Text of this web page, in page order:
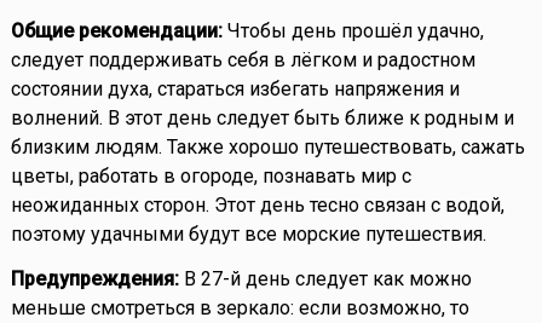
Общие рекомендации:Чтобы день прошёл удачно,
следует поддерживать себя в лёгком и радостном
состоянии духа, стараться избегать напряжения и
волнений. В этот день следует быть ближе к родным и
близким людям. Также хорошо путешествовать, сажать
цветы, работать в огороде, познавать мир с
неожиданных сторон. Этот день тесно связан с водой,
поэтому удачными будут все морские путешествия.
Предупреждения:В 27-й день следует как можно
меньше смотреться в зеркало: если возможно, то